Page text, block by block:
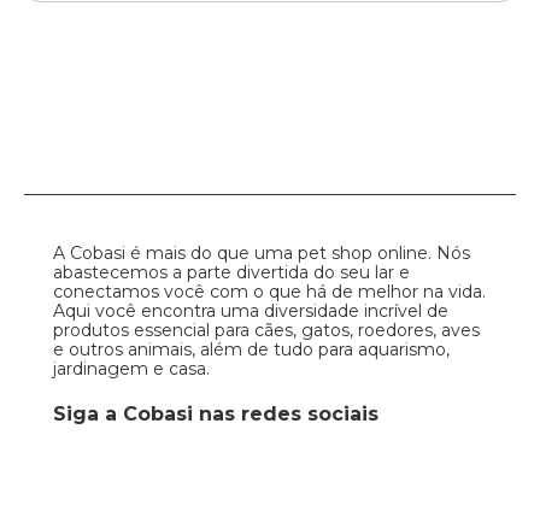
A Cobasi é mais do que uma pet shop online. Nós
abastecemos a parte divertida do seu lar e
conectamos você com o que há de melhor na vida.
Aqui você encontra uma diversidade incrível de
produtos essencial para cães, gatos, roedores, aves
e outros animais, além de tudo para aquarismo,
jardinagem e casa.
Siga a Cobasi nas redes sociais